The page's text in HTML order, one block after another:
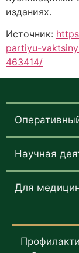
изданиях.
Источник:
partiyu-
463414/
Научная
Для